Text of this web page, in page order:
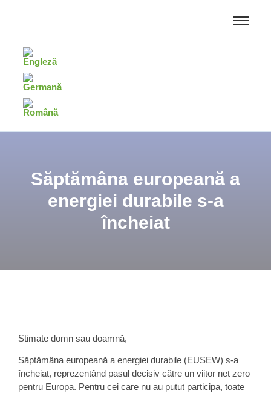
Săptămâna europeană a
energiei durabile s-a
încheiat
Stimate domn sau doamnă,
Săptămâna europeană a energiei durabile (EUSEW) s-a
încheiat, reprezentând pasul decisiv către un viitor net zero
pentru Europa. Pentru cei care nu au putut participa, toate